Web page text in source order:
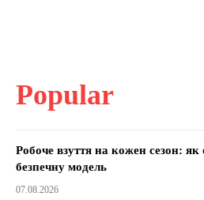
Popular
Робоче взуття на кожен сезон: як
безпечну модель
07.08.2026